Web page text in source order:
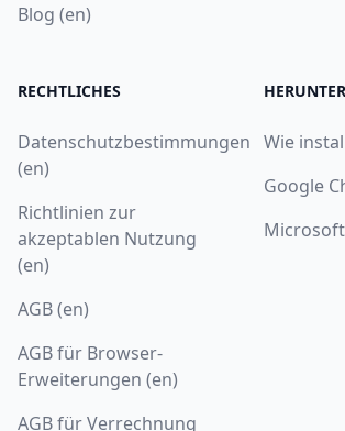
Blog (en)
RECHTLICHES
Datenschutzbestimmungen
(en)
Richtlinien zur
akzeptablen Nutzung
(en)
AGB (en)
AGB für Browser-
Erweiterungen (en)
AGB für Verrechnung
Wie
Google